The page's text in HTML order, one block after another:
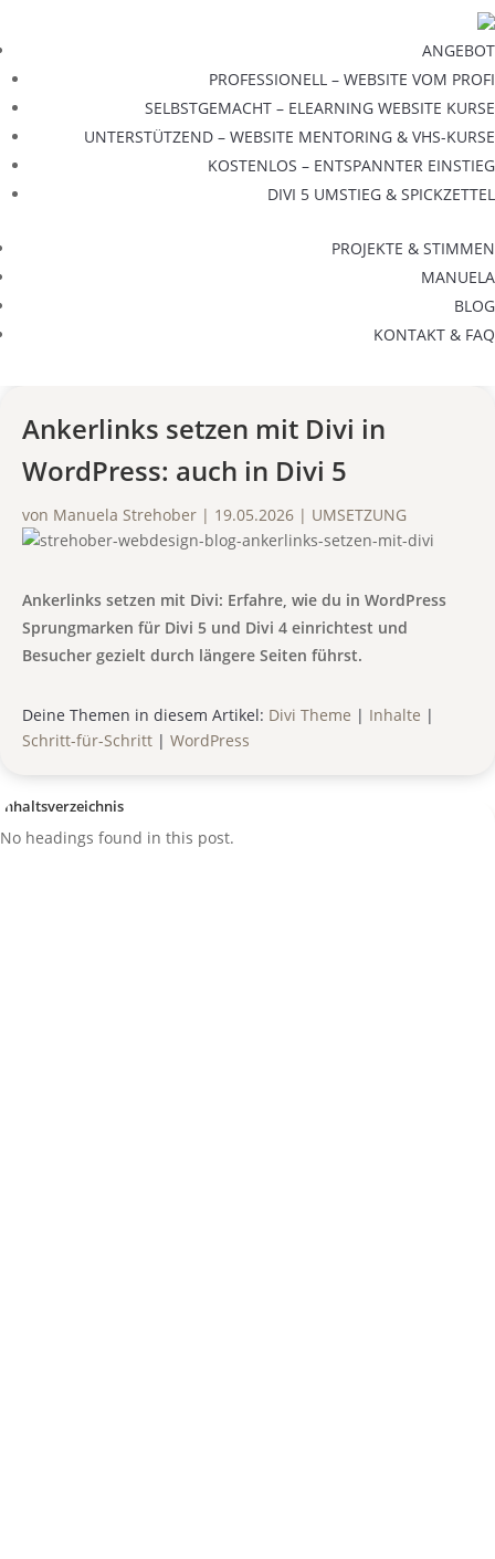
ANGEBOT
PROFESSIONELL – WEBSITE VOM PROFI
SELBSTGEMACHT – ELEARNING WEBSITE KURSE
UNTERSTÜTZEND – WEBSITE MENTORING & VHS-KURSE
KOSTENLOS – ENTSPANNTER EINSTIEG
DIVI 5 UMSTIEG & SPICKZETTEL
PROJEKTE & STIMMEN
MANUELA
BLOG
KONTAKT & FAQ
Ankerlinks setzen mit Divi in
WordPress: auch in Divi 5
von Manuela Strehober | 19.05.2026 | UMSETZUNG
Ankerlinks setzen mit Divi: Erfahre, wie du in WordPress
Sprungmarken für Divi 5 und Divi 4 einrichtest und
Besucher gezielt durch längere Seiten führst.
Deine Themen in diesem Artikel: Divi Theme | Inhalte |
Schritt-für-Schritt | WordPress
Inhaltsverzeichnis
No headings found in this post.